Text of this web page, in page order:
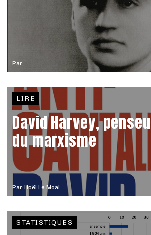
Par
Par Hoël Le Moal
LIRE
David Harvey,
du marxisme
STATISTIQUES